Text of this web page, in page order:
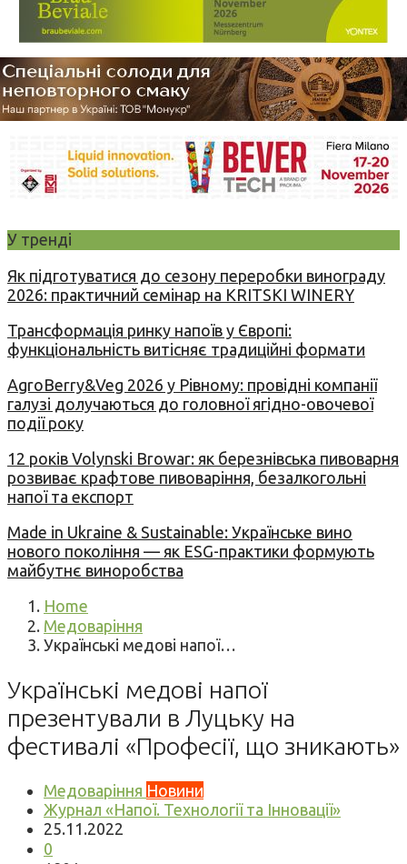
У тренді
Як підготуватися до сезону переробки винограду
2026: практичний семінар на KRITSKI WINERY
Трансформація ринку напоїв у Європі:
функціональність витісняє традиційні формати
AgroBerry&Veg 2026 у Рівному: провідні компанії
галузі долучаються до головної ягідно-овочевої
події року
12 років Volynski Browar: як березнівська пивоварня
розвиває крафтове пивоваріння, безалкогольні
напої та експорт
Made in Ukraine & Sustainable: Українське вино
нового покоління — як ESG-практики формують
майбутнє виноробства
Home
Медоваріння
Українські медові напої…
Українські медові напої
презентували в Луцьку на
фестивалі «Професії, що зникають»
Медоваріння Новини
Журнал «Напої. Технології та Інновації»
25.11.2022
0